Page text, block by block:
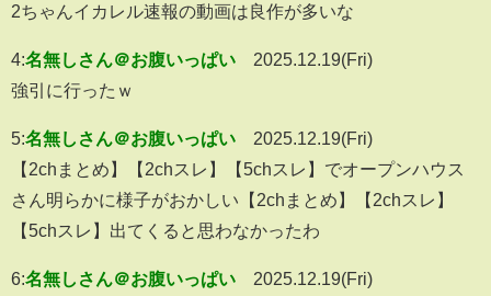
2ちゃんイカレル速報の動画は良作が多いな
4:名無しさん＠お腹いっぱい
2025.12.19(Fri)
強引に行ったｗ
5:名無しさん＠お腹いっぱい
2025.12.19(Fri)
【2chまとめ】【2chスレ】【5chスレ】でオープンハウス
さん明らかに様子がおかしい【2chまとめ】【2chスレ】
【5chスレ】出てくると思わなかったわ
6:名無しさん＠お腹いっぱい
2025.12.19(Fri)